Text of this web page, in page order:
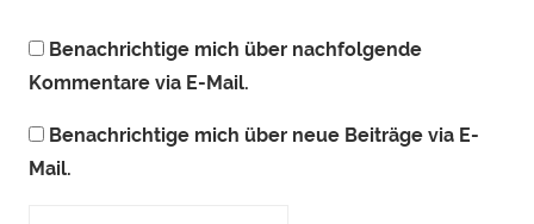
Benachrichtige mich über nachfolgende
Kommentare via E-Mail.
Benachrichtige mich über neue Beiträge via E-
Mail.